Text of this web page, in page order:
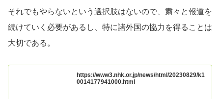
それでもやらないという選択肢はないので、粛々と報道を
続けていく必要があるし、特に諸外国の協力を得ることは
大切である。
https://www3.nhk.or.jp/news/html/20230829/k1
0014177941000.html